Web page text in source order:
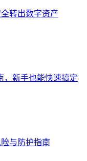
转出数字资产
，新手也能快速搞定
与防护指南